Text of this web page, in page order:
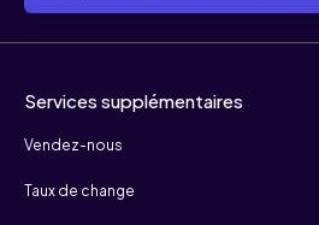
Services supplémentaires
Vendez-nous
Taux de change